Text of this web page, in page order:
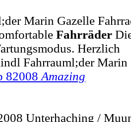
Marin Gazelle
Fahrräder
Herzlich
Fahrrauml;der Marin
82008 Amazing
Unterhaching /